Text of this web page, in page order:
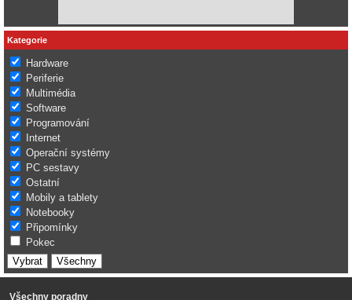
Kategorie
Hardware
Periferie
Multimédia
Software
Programování
Internet
Operační systémy
PC sestavy
Ostatní
Mobily a tablety
Notebooky
Připomínky
Pokec
Všechny poradny